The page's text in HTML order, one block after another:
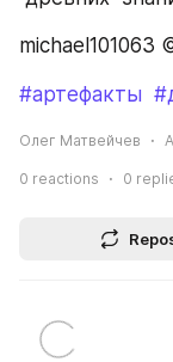
michael101063
#артефакты
Олег Матвейчев
0 reactions 0